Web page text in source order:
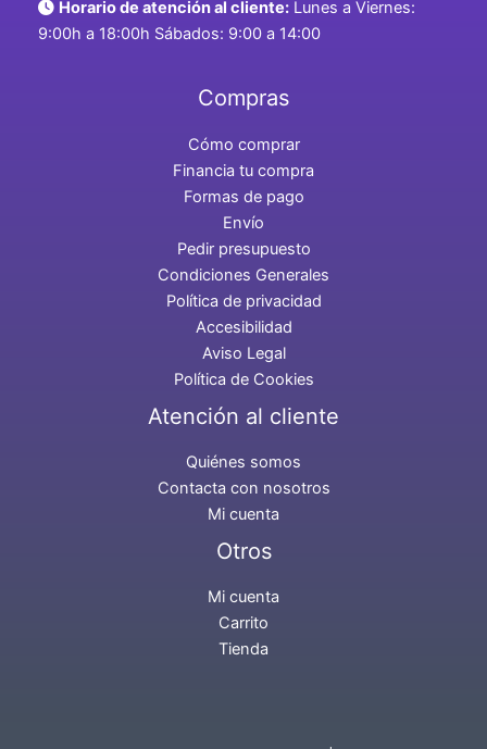
Horario de atención al cliente: Lunes a Viernes:
9:00h a 18:00h Sábados: 9:00 a 14:00
Compras
Cómo comprar
Financia tu compra
Formas de pago
Envío
Pedir presupuesto
Condiciones Generales
Política de privacidad
Accesibilidad
Aviso Legal
Política de Cookies
Atención al cliente
Quiénes somos
Contacta con nosotros
Mi cuenta
Otros
Mi cuenta
Carrito
Tienda